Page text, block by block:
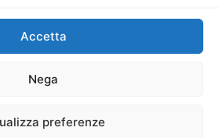
Accetta
Nega
preferenze
06334930820
Società Cooperativa a r.l. è
Operatori di Comunicazione al
Digitale srl–info@ladigitale.it